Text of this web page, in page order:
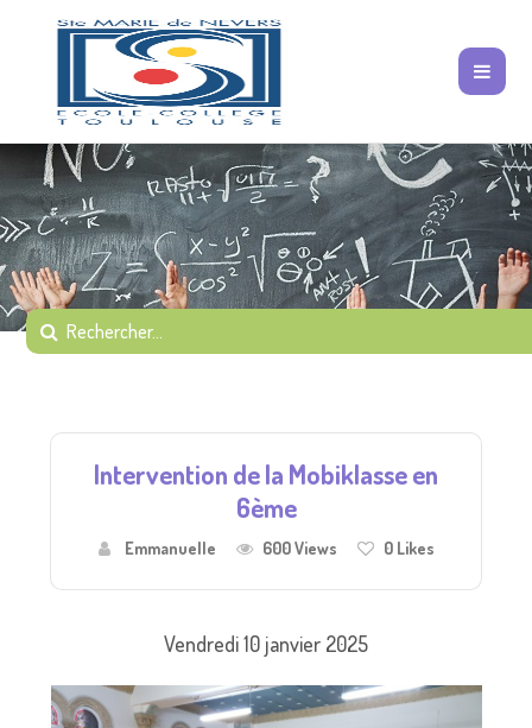
Intervention de la Mobiklasse en
6ème
Emmanuelle 600 Views 0Likes
Vendredi 10 janvier 2025